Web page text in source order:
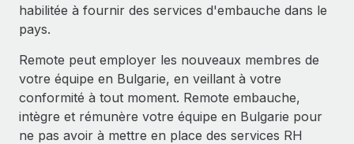
habilitée à fournir des services d'embauche dans le
pays.
Remote peut employer les nouveaux membres de
votre équipe en Bulgarie, en veillant à votre
conformité à tout moment. Remote embauche,
intègre et rémunère votre équipe en Bulgarie pour
ne pas avoir à mettre en place des services RH